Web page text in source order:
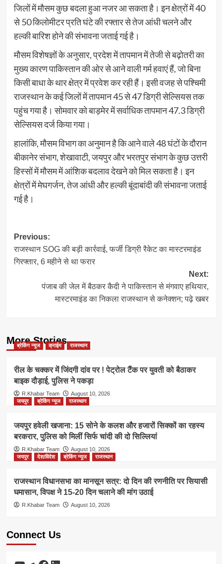
जिलों में मौसम कुछ बदला हुआ नजर आ सकता है। इन क्षेत्रों में 40
से 50 किलोमीटर प्रति घंटे की रफ्तार से तेज आंधी चलने और
हल्की बारिश होने की संभावना जताई गई है।
मौसम विशेषज्ञों के अनुसार, प्रदेश में तापमान में तेजी से बढ़ोतरी का
मुख्य कारण पाकिस्तान की ओर से आने वाली गर्म हवाएं हैं, जो बिना
किसी बाधा के थार क्षेत्र में प्रवेश कर रही हैं। इसी वजह से पश्चिमी
राजस्थान के कई जिलों में तापमान 45 से 47 डिग्री सेल्सियस तक
पहुंच गया है। सोमवार को बाड़मेर में सर्वाधिक तापमान 47.3 डिग्री
सेल्सियस दर्ज किया गया।
हालांकि, मौसम विभाग का अनुमान है कि आने वाले 48 घंटों के दौरान
बीकानेर संभाग, शेखावाटी, जयपुर और भरतपुर संभाग के कुछ उत्तरी
हिस्सों में मौसम में आंशिक बदलाव देखने को मिल सकता है। इन
क्षेत्रों में मेघगर्जन, तेज आंधी और हल्की बूंदाबांदी की संभावना जताई
गई है।
Post
navigation
Previous:
राजस्थान SOG की बड़ी कार्रवाई, फर्जी डिग्री रैकेट का मास्टरमाइंड
गिरफ्तार, 6 महीने से था फरार
Next:
पंजाब की जेल में बैठकर कैदी ने पाकिस्तान से मंगवाए हथियार,
मास्टरमाइंड का निकला राजस्थान से कनेक्शन; पढ़े खबर
More Stories
ब्रेकिंग न्यूज क्राईम राजस्थान
रील के चक्कर में जिंदगी दांव पर ! पेट्रोल टैंक पर युवती को बैठाकर
बाइक दौड़ाई, पुलिस ने पकड़ा
R.Khabar Team
August 10, 2026
जयपुर
ब्रेकिंग न्यूज राजस्थान
जयपुर हवेली खजाना: 15 सोने के कलश और हजारों सिक्कों का रहस्य
बरकरार, पुलिस को मिलीं सिर्फ चांदी की दो सिल्लियां
R.Khabar Team
August 10, 2026
जयपुर
देश/विदेश ब्रेकिंग न्यूज राजस्थान
राजस्थान विधानसभा का मानसून सत्र: दो दिन की रणनीति पर सियासी
घमासान, विपक्ष ने 15-20 दिन चलाने की मांग उठाई
R.Khabar Team August 10, 2026
Connect Us